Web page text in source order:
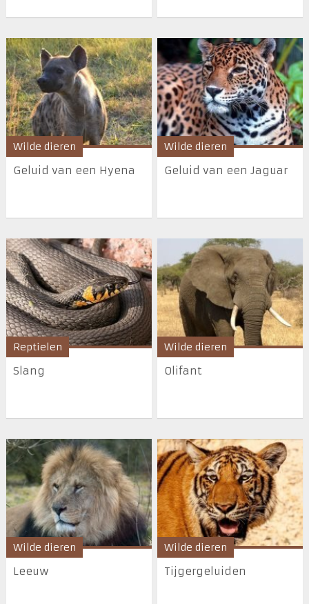
Wilde dieren
Geluid van een Hyena
Wilde dieren
Geluid van een Jaguar
Reptielen
Slang
Wilde dieren
Olifant
Wilde dieren
Leeuw
Wilde dieren
Tijgergeluiden